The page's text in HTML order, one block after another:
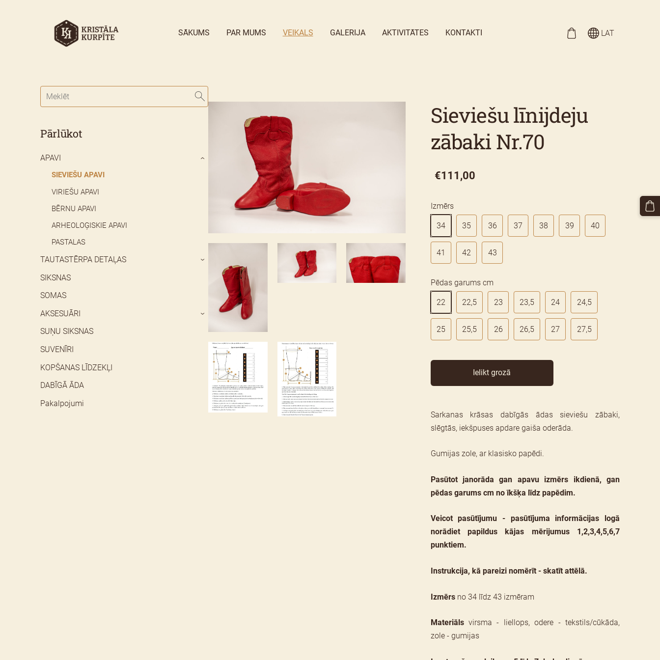
SĀKUMS PAR MUMS VEIKALS GALERIJA AKTIVITĀTES KONTAKTI LAT
Pārlūkot
APAVI
SIEVIEŠU APAVI
VIRIEŠU APAVI
BĒRNU APAVI
ARHEOLOĢISKIE APAVI
PASTALAS
›
TAUTASTĒRPA DETAĻAS ›
SIKSNAS
SOMAS
AKSESUĀRI
›
SUŅU SIKSNAS
SUVENĪRI
KOPŠANAS LĪDZEKĻI
DABĪGĀ ĀDA
Pakalpojumi
Sieviešu līnijdeju
zābaki Nr.70
€111,00
Izmērs
34 35 36 37 38 39 40
41 42 43
Pēdas garums cm
22 22,5 23 23,5 24 24,5
25 25,5 26 26,5 27 27,5
Ielikt grozā
Sarkanas krāsas dabīgās ādas sieviešu zābaki,
slēgtās, iekšpuses apdare gaiša oderāda.
Gumijas zole, ar klasisko papēdi.
Pasūtot janorāda gan apavu izmērs ikdienā, gan
pēdas garums cm no īkšķa līdz papēdim.
Veicot pasūtījumu - pasūtījuma informācijas logā
norādiet papildus kājas mērijumus 1,2,3,4,5,6,7
punktiem.
Instrukcija, kā pareizi nomērīt - skatīt attēlā.
Izmērs no 34 līdz 43 izmēram
Materiāls virsma - liellops, odere - tekstils/cūkāda,
zole - gumijas